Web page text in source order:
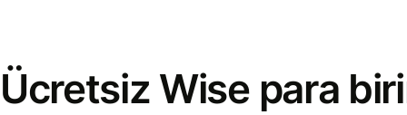
Ücretsiz Wise para